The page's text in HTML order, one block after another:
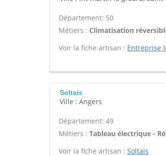
Département: 50
Métiers : Climatisation
Voir la fiche artisan : Entreprise
Soltais
Ville : Angers
Département: 49
Métiers : Tableau électrique -
Voir la fiche artisan : Soltais